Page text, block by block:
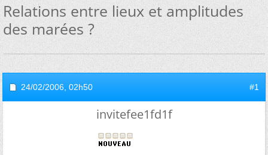
Relations entre lieux et amplitudes
des marées ?
24/02/2006, 02h50 #1
invitefee1fd1f